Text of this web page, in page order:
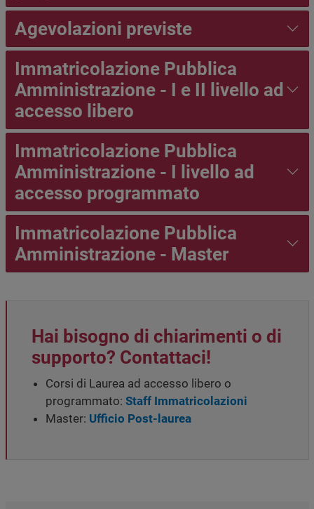
Agevolazioni previste
Immatricolazione Pubblica
Amministrazione - I e II livello ad
accesso libero
Immatricolazione Pubblica
Amministrazione - I livello ad
accesso programmato
Immatricolazione Pubblica
Amministrazione - Master
Hai bisogno di chiarimenti o di
supporto? Contattaci!
Corsi di Laurea ad accesso libero o
programmato: Staff Immatricolazioni
Master: Ufficio Post-laurea